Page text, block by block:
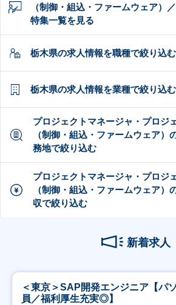
（制御・組込・ファームウェア）
特集一覧を見る
栃木県の求人情報を職種で絞り込む
栃木県の求人情報を業種で絞り込む
プロジェクトマネージャ・プロジ
（制御・組込・ファームウェア）
務地で絞り込む
プロジェクトマネージャ・プロジ
（制御・組込・ファームウェア）
収で絞り込む
新着求人
＜東京＞SAP開発エンジニア【パ
員／福利厚生充実◎】